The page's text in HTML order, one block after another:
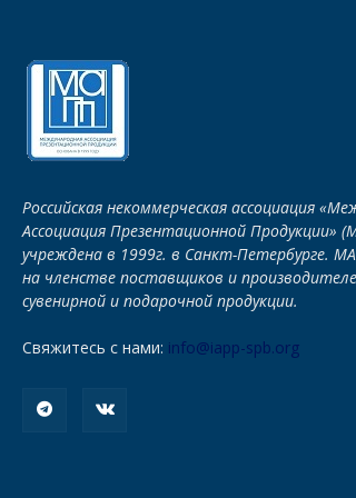
Российская некоммерческая ассоциация
Ассоциация Презентационной Продукции»
учреждена в 1999г. в Санкт-Петербурге.
на членстве поставщиков и
сувенирной и подарочной продукции.
Свяжитесь с нами: info@iapp-spb.org